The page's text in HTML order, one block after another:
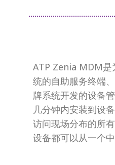
ATP Zenia MDM
统的自助服务终端
牌系统开发的设备
几分钟内安装到设
访问现场分布的所
设备都可以从一个中